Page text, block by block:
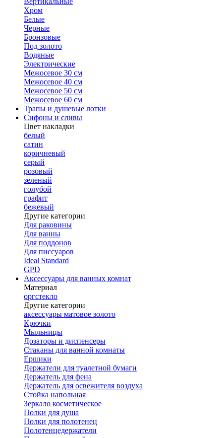
Хром
Белые
Черные
Бронзовые
Под золото
Водяные
Электрические
Межосевое 30 см
Межосевое 40 см
Межосевое 50 см
Межосевое 60 см
Трапы и душевые лотки
Сифоны и сливы
Цвет накладки
белый
сатин
коричневый
серый
розовый
зеленый
голубой
графит
бежевый
Другие категории
Для раковины
Для ванны
Для поддонов
Для писсуаров
Ideal Standard
GPD
Аксессуары для ванных комнат
Материал
оргстекло
Другие категории
аксессуары матовое золото
Крючки
Мыльницы
Дозаторы и диспенсеры
Стаканы для ванной комнаты
Ершики
Держатели для туалетной бумаги
Держатель для фена
Держатель для освежителя воздуха
Стойка напольная
Зеркало косметическое
Полки для душа
Полки для полотенец
Полотенцедержатели